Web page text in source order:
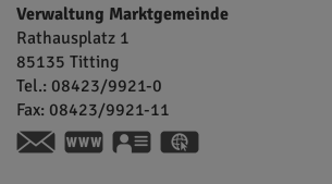
Verwaltung Marktgemeinde
Rathausplatz 1
85135 Titting
Tel.: 08423/9921-0
Fax: 08423/9921-11
www.titting.de
vCard